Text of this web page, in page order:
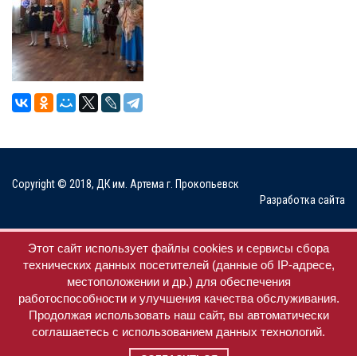
Copyright © 2018, ДК им. Артема г. Прокопьевск
Разработка сайта
Мы в соц. сетях
Этот сайт использует файлы cookies и сервисы сбора
технических данных посетителей (данные об IP-адресе,
местоположении и др.) для обеспечения
работоспособности и улучшения качества обслуживания.
Продолжая использовать наш сайт, вы автоматически
соглашаетесь с использованием данных технологий.